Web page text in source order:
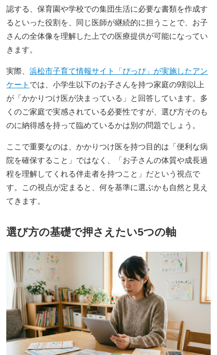
認する、保育園や学校での集団生活に必要な書類を作成す
るといった役割を、同じ医師が継続的に担うことで、お子
さんの全体像を理解した上での医療提供が可能になってい
きます。
実際、浜松市子育て情報サイト「ぴっぴ」が実施したアン
ケート では、小学生以下のお子さんを持つ家庭の9割以上
が「かかりつけ医が決まっている」と回答しています。多
くのご家庭で実感されている必要性ですが、選び方そのも
のに納得感を持って臨めているかは別の問題でしょう。
ここで重要なのは、かかりつけ医を持つ目的は「便利な病
院を確保すること」ではなく、「お子さんの体質や成長過
程を理解してくれる伴走者を持つこと」だという視点で
す。この視点が定まると、何を基準に選ぶかも自然と見え
てきます。
選び方の基礎で押さえたい5つの軸